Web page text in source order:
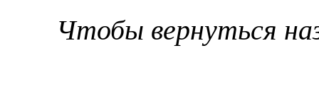
Чтобы вернуться